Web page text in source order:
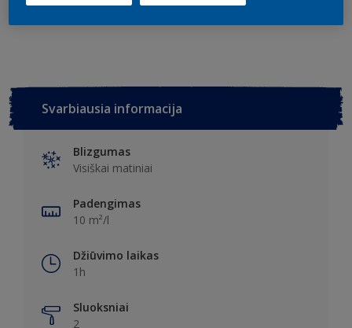
Svarbiausia informacija
Blizgumas
Visiškai matiniai
Padengimas
10 m²/l
Džiūvimo laikas
1h
Sluoksniai
2